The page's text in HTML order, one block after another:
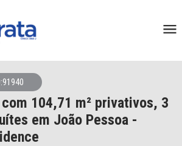
com 104,71 m² privativos, 3
em João Pessoa -